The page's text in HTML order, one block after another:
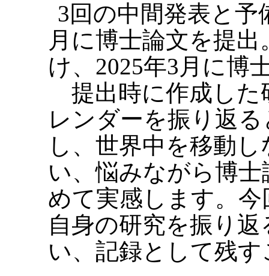
3回の中間発表と予
月に博士論文を提
け、2025年3月に博
提出時に作成した
レンダーを振り返
し、世界中を移動
い、悩みながら博
めて実感します。
自身の研究を振り
い、記録として残